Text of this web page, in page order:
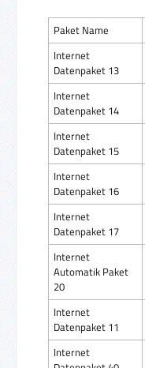
Paket Name
Internet
Datenpaket 13
Internet
Datenpaket 14
Internet
Datenpaket 15
Internet
Datenpaket 16
Internet
Datenpaket 17
Internet
Automatik Paket
20
Internet
Datenpaket 11
Internet